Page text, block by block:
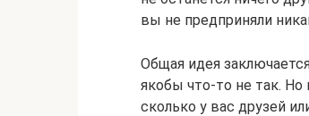
вы не предприняли
Общая идея
якобы что-то не так. Но
сколько у вас друзей